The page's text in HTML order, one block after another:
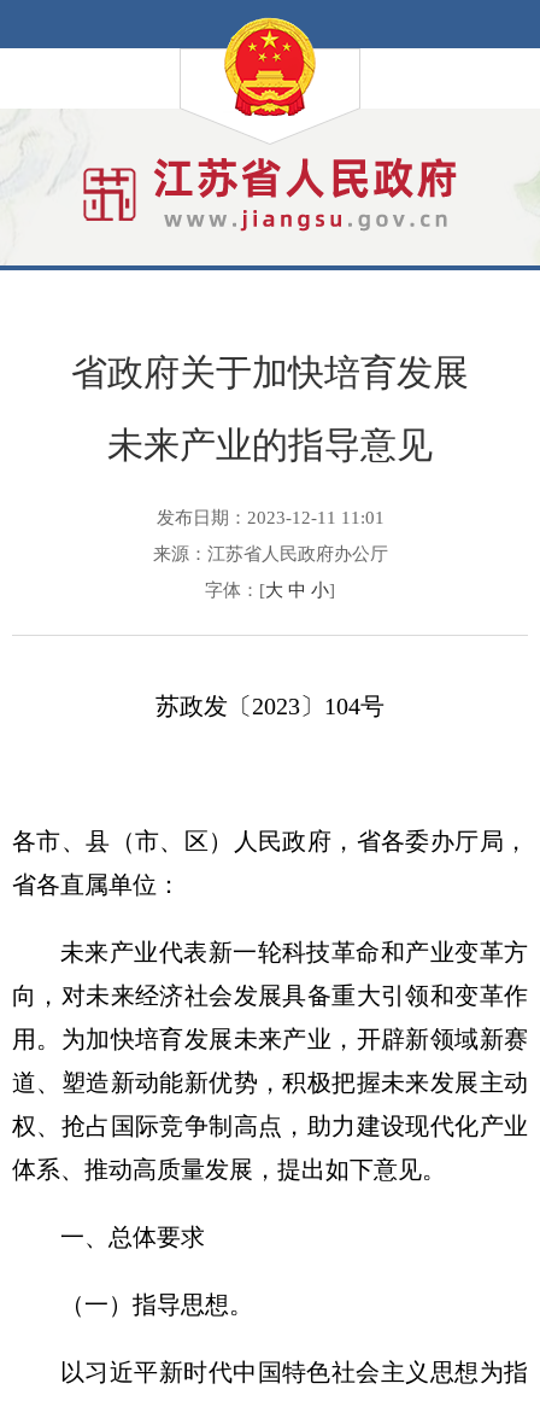
省政府关于加快培育发展
未来产业的指导意见
发布日期：2023-12-11 11:01
来源：江苏省人民政府办公厅
字体：[大 中 小]
苏政发〔2023〕104号
各市、县（市、区）人民政府，省各委办厅局，
省各直属单位：
未来产业代表新一轮科技革命和产业变革方
向，对未来经济社会发展具备重大引领和变革作
用。为加快培育发展未来产业，开辟新领域新赛
道、塑造新动能新优势，积极把握未来发展主动
权、抢占国际竞争制高点，助力建设现代化产业
体系、推动高质量发展，提出如下意见。
一、总体要求
（一）指导思想。
以习近平新时代中国特色社会主义思想为指